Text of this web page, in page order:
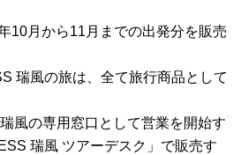
10月から11月までの出発分を販売
瑞風の旅は、全て旅行商品として
風の専用窓口として営業を開始す
瑞風 ツアーデスク」で販売す